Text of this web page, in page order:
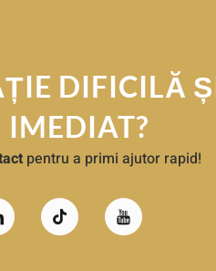
DIFICILĂ
IMEDIAT?
pentru a primi ajutor rapid!